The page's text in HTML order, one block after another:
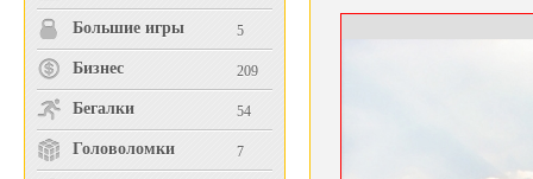
Большие игры 5
Бизнес 209
Бегалки 54
Головоломки 7